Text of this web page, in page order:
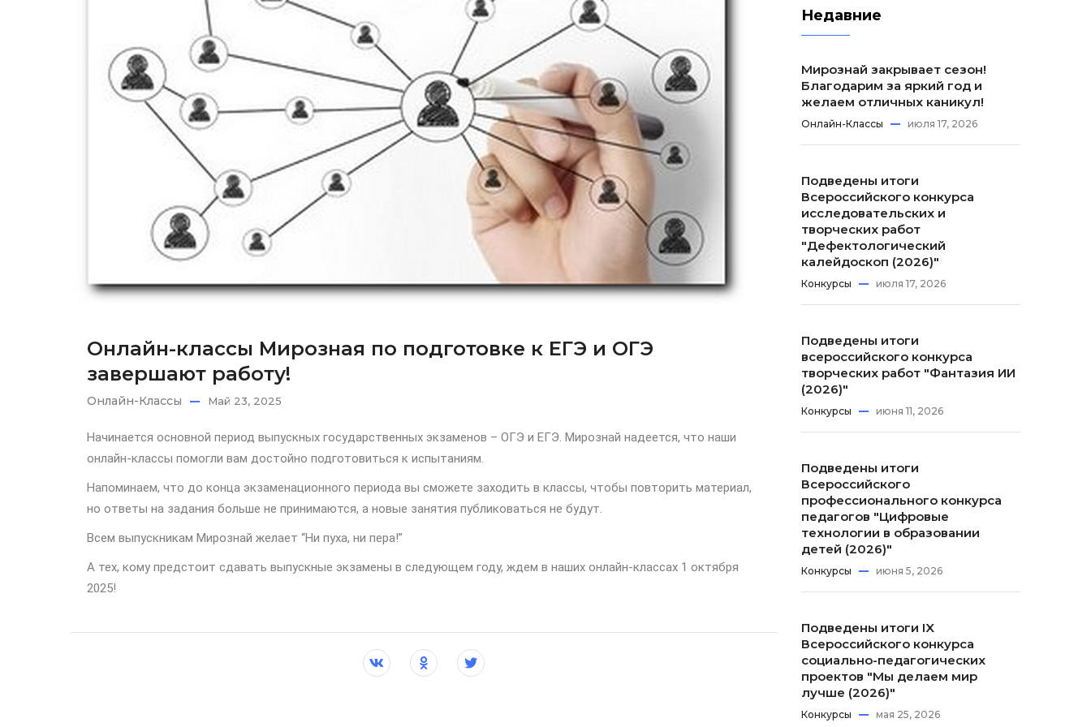
Онлайн-классы Мирозная по подготовке к ЕГЭ и ОГЭ
завершают работу!
Онлайн-Классы Май 23, 2025
Начинается основной период выпускных государственных экзаменов – ОГЭ и ЕГЭ. Мирознай надеется, что наши
онлайн-классы помогли вам достойно подготовиться к испытаниям.
Напоминаем, что до конца экзаменационного периода вы сможете заходить в классы, чтобы повторить материал,
но ответы на задания больше не принимаются, а новые занятия публиковаться не будут.
Всем выпускникам Мирознай желает “Ни пуха, ни пера!”
А тех, кому предстоит сдавать выпускные экзамены в следующем году, ждем в наших онлайн-классах 1 октября
2025!
Недавние
Мирознай закрывает сезон!
Благодарим за яркий год и
желаем отличных каникул!
Онлайн-Классы июля 17, 2026
Подведены итоги
Всероссийского конкурса
исследовательских и
творческих работ
"Дефектологический
калейдоскоп (2026)"
Конкурсы июля 17, 2026
Подведены итоги
всероссийского конкурса
творческих работ "Фантазия ИИ
(2026)"
Конкурсы июня 11, 2026
Подведены итоги
Всероссийского
профессионального конкурса
педагогов "Цифровые
технологии в образовании
детей (2026)"
Конкурсы июня 5, 2026
Подведены итоги IX
Всероссийского конкурса
социально-педагогических
проектов "Мы делаем мир
лучше (2026)"
Конкурсы мая 25, 2026